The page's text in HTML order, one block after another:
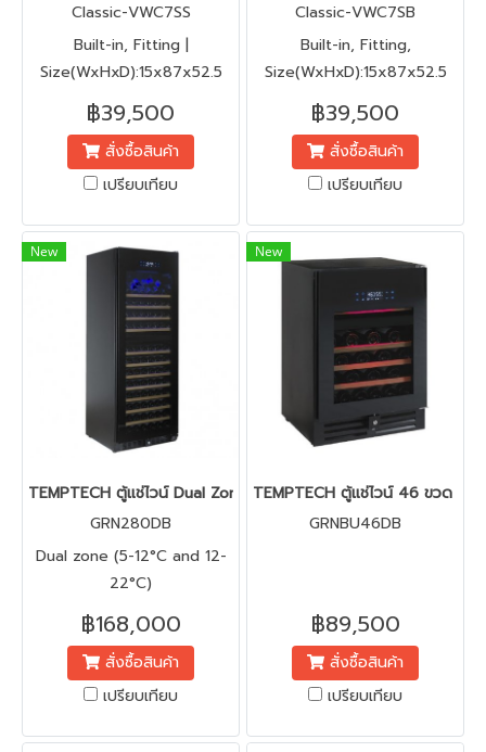
Classic-VWC7SS
Built-in, Fitting |
Size(WxHxD):15x87x52.5
฿39,500
สั่งซื้อสินค้า
เปรียบเทียบ
Classic-VWC7SB
Built-in, Fitting,
Size(WxHxD):15x87x52.5
฿39,500
สั่งซื้อสินค้า
เปรียบเทียบ
New
TEMPTECH ตู้แช่ไวน์ Dual Zone 153 ขวด GRN280DB
GRN280DB
Dual zone (5-12°C and 12-
22°C)
฿168,000
สั่งซื้อสินค้า
เปรียบเทียบ
New
TEMPTECH ตู้แช่ไวน์ 46 ขวด |
GRNBU46DB
฿89,500
สั่งซื้อสินค้า
เปรียบเทียบ